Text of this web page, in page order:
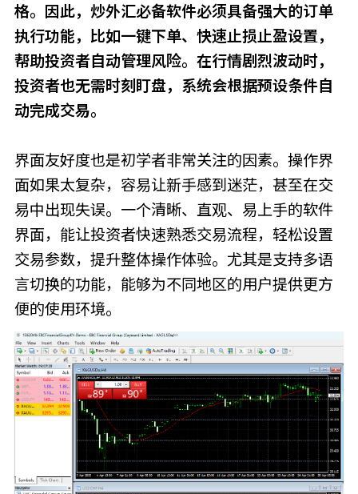
格。因此，炒外汇必备软件必须具备强大的订单
执行功能，比如一键下单、快速止损止盈设置，
帮助投资者自动管理风险。在行情剧烈波动时，
投资者也无需时刻盯盘，系统会根据预设条件自
动完成交易。
界面友好度也是初学者非常关注的因素。操作界
面如果太复杂，容易让新手感到迷茫，甚至在交
易中出现失误。一个清晰、直观、易上手的软件
界面，能让投资者快速熟悉交易流程，轻松设置
交易参数，提升整体操作体验。尤其是支持多语
言切换的功能，能够为不同地区的用户提供更方
便的使用环境。